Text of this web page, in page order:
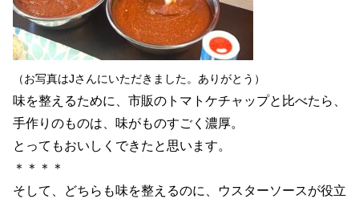
（お写真はJさんにいただきました。ありがとう）
味を整えるために、市販のトマトケチャップと比べたら、
手作りのものは、味がものすごく濃厚。
とってもおいしくできたと思います。
＊＊＊＊
そして、どちらも味を整えるのに、ウスターソースが役立